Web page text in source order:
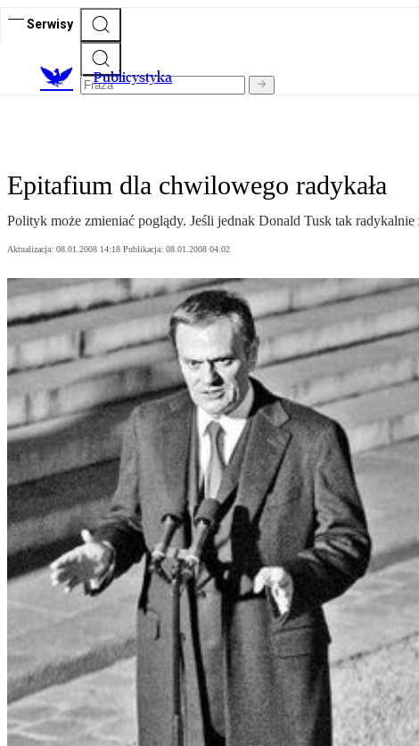
Serwisy
Publicystyka
Epitafium dla chwilowego radykała
Polityk może zmieniać poglądy. Jeśli jednak Donald Tusk tak
Aktualizacja: 08.01.2008 14:18 Publikacja: 08.01.2008 04:02